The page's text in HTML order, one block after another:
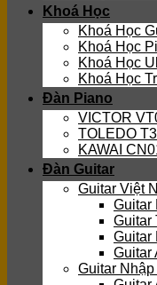
Khoá Học
Khoá Học
Khoá Học
Khoá Học
Khoá Học
Đàn Piano
VICTOR
TOLEDO
KAWAI
Đàn Guitar
Guitar Việt
Guitar
Guitar
Guitar
Guitar
Guitar Nhập